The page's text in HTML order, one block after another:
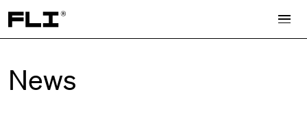
Search for:
News